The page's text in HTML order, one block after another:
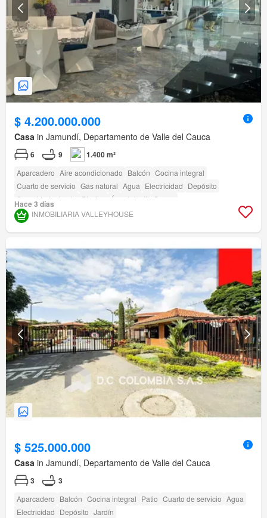
$ 4.200.000.000
Casa in Jamundí, Departamento de Valle del Cauca
6 9 1.400 m²
Aparcadero Aire acondicionado Balcón Cocina integral
Cuarto de servicio Gas natural Agua Electricidad Depósito
Seguridad privada
Piscina Área infantil Sauna
Hace 3 días
INMOBILIARIA VALLEYHOUSE
$ 525.000.000
Casa in Jamundí, Departamento de Valle del Cauca
3 3
Aparcadero Balcón Cocina integral Patio Cuarto de servicio Agua
Electricidad Depósito Jardín